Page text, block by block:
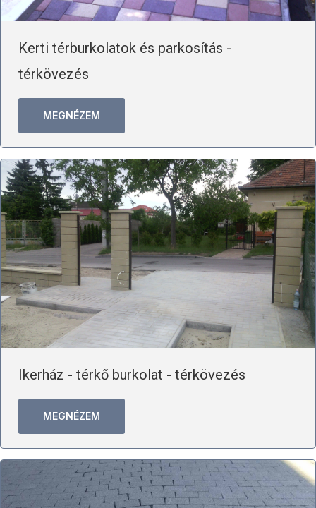
Kerti térburkolatok és parkosítás -
térkövezés
MEGNÉZEM
Ikerház - térkő burkolat - térkövezés
MEGNÉZEM